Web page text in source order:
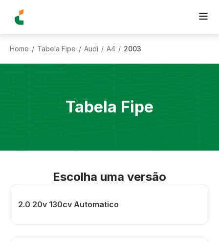
Home / Tabela Fipe / Audi / A4 / 2003
Tabela Fipe
Escolha uma versão
2.0 20v 130cv Automatico